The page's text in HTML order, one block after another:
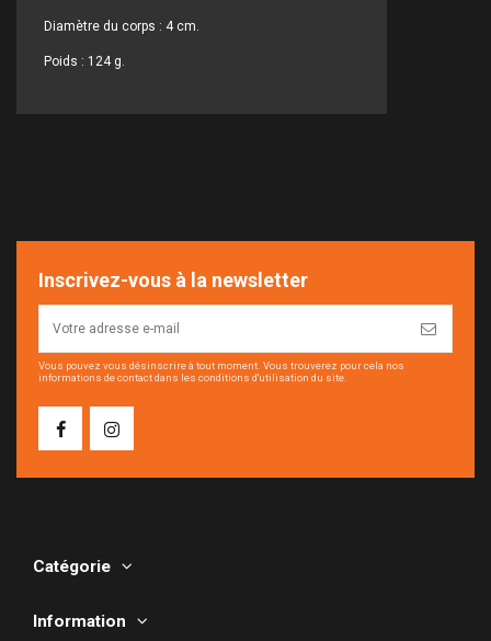
Diamètre du corps : 4 cm.
Poids : 124 g.
Inscrivez-vous à la newsletter
Vous pouvez vous désinscrire à tout moment. Vous trouverez pour cela nos
informations de contact dans les conditions d'utilisation du site.
Catégorie
Information